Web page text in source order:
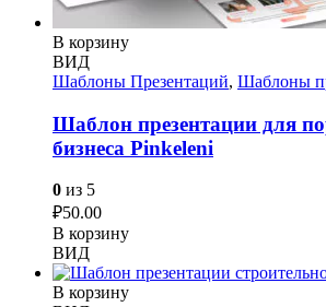
В корзину
ВИД
Шаблоны Презентаций, Шаблоны
Шаблон презентации для
бизнеса Pinkeleni
0 из 5
₽50.00
В корзину
ВИД
В корзину